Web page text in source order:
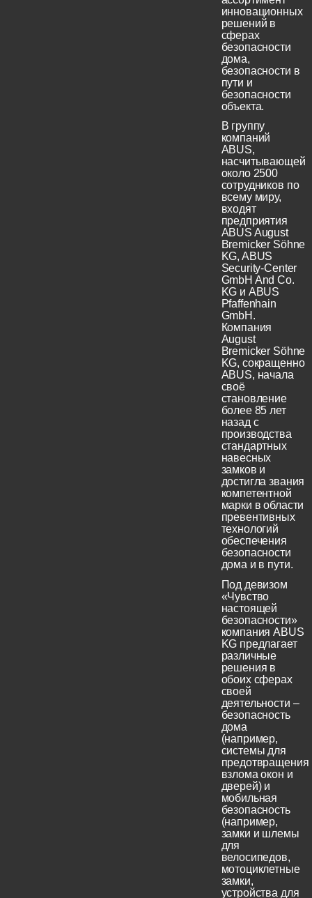
инновационных
решений в
сферах
безопасности
дома,
безопасности в
пути и
безопасности
объекта.
В группу
компаний
ABUS,
насчитывающей
около 2500
сотрудников по
всему миру,
входят
предприятия
ABUS August
Bremicker Söhne
KG, ABUS
Security-Center
GmbH And Co.
KG и ABUS
Pfaffenhain
GmbH.
Компания
August
Bremicker Söhne
KG, сокращенно
ABUS, начала
своё
становление
более 85 лет
назад с
производства
стандартных
навесных
замков и
достигла звания
компетентной
марки в области
превентивных
технологий
обеспечения
безопасности
дома и в пути.
Под девизом
«Чувство
настоящей
безопасности»
компания ABUS
KG предлагает
различные
решения в
обоих сферах
своей
деятельности –
безопасность
дома
(например,
системы для
предотвращения
взлома окон и
дверей) и
мобильная
безопасность
(например,
замки и шлемы
для
велосипедов,
мотоциклетные
замки,
устройства для